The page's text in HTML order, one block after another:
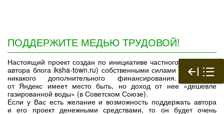
ПОДДЕРЖИТЕ МЕДЬЮ ТРУДОВОЙ!
Настоящий проект создан по инициативе частного лица (т. е.
автора блога iksha-town.ru) собственными силами и не имеет
никакого дополнительного финансирования. Реклама
от Яндекс имеет место быть, но доход от нее «дешевле
газированной воды» (в Советском Союзе).
Если у Вас есть желание и возможность поддержать автора
и его проект денежными средствами, то он будет очень